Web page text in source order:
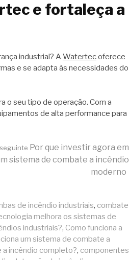
e fortaleça a
industrial? AWatertecoferece
e se adapta às necessidades do
o seu tipo de operação. Com a
de alta performance para
Por que investir agora em
sistema de combate a incêndio
moderno
de incêndio industriais, combate
melhora os sistemas de
industriais?, Como funciona a
um sistema de combate a
incêndio completo?, componentes